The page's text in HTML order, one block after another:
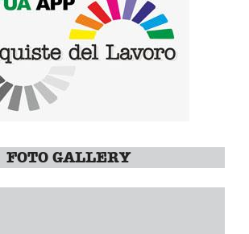
FOTO GALLERY